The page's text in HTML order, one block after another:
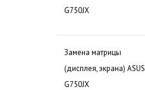
G750JX
Замена матрицы
(дисплея, экрана) ASUS
G750JX